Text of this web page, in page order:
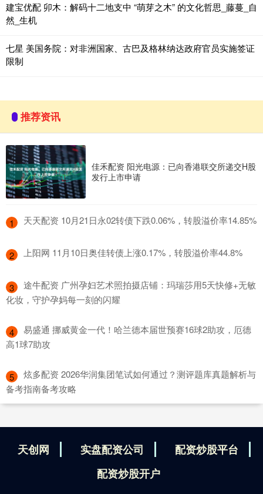
建宝优配 卯木：解码十二地支中 “萌芽之木” 的文化哲思_藤蔓_自
然_生机
七星 美国务院：对非洲国家、古巴及格林纳达政府官员实施签证
限制
推荐资讯
佳禾配资 阳光电源：已向香港联交所递交H股
发行上市申请
1 ​天天配资 10月21日永02转债下跌0.06%，转股溢价率14.85%
2 ​上阳网 11月10日奥佳转债上涨0.17%，转股溢价率44.8%
3
​途牛配资 广州孕妇艺术照拍摄店铺：玛瑞莎用5天快修+无敏
化妆，守护孕妈每一刻的闪耀
4
​易盛通 挪威黄金一代！哈兰德本届世预赛16球2助攻，厄德
高1球7助攻
5
​炫多配资 2026华润集团笔试如何通过？测评题库真题解析与
备考指南备考攻略
天创网 实盘配资公司
配资炒股平台
配资炒股开户